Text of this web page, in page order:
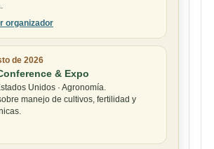
organizador
de 2026
& Expo
Unidos · Agronomía.
manejo de cultivos, fertilidad y